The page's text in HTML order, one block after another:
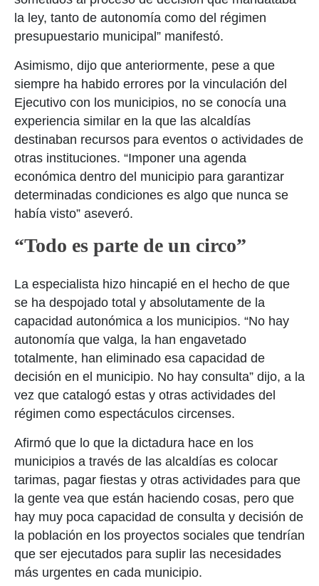
la ley, tanto de autonomía como del régimen
presupuestario municipal” manifestó.
Asimismo, dijo que anteriormente, pese a que
siempre ha habido errores por la vinculación del
Ejecutivo con los municipios, no se conocía una
experiencia similar en la que las alcaldías
destinaban recursos para eventos o actividades de
otras instituciones. “Imponer una agenda
económica dentro del municipio para garantizar
determinadas condiciones es algo que nunca se
había visto” aseveró.
“Todo es parte de un circo”
La especialista hizo hincapié en el hecho de que
se ha despojado total y absolutamente de la
capacidad autonómica a los municipios. “No hay
autonomía que valga, la han engavetado
totalmente, han eliminado esa capacidad de
decisión en el municipio. No hay consulta” dijo, a la
vez que catalogó estas y otras actividades del
régimen como espectáculos circenses.
Afirmó que lo que la dictadura hace en los
municipios a través de las alcaldías es colocar
tarimas, pagar fiestas y otras actividades para que
la gente vea que están haciendo cosas, pero que
hay muy poca capacidad de consulta y decisión de
la población en los proyectos sociales que tendrían
que ser ejecutados para suplir las necesidades
más urgentes en cada municipio.